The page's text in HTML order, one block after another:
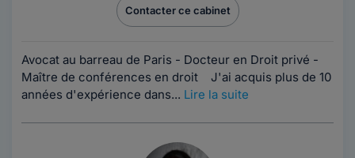
Contacter ce cabinet
Avocat au barreau de Paris - Docteur en Droit privé -
Maître de conférences en droit J'ai acquis plus de 10
années d'expérience dans... Lire la suite